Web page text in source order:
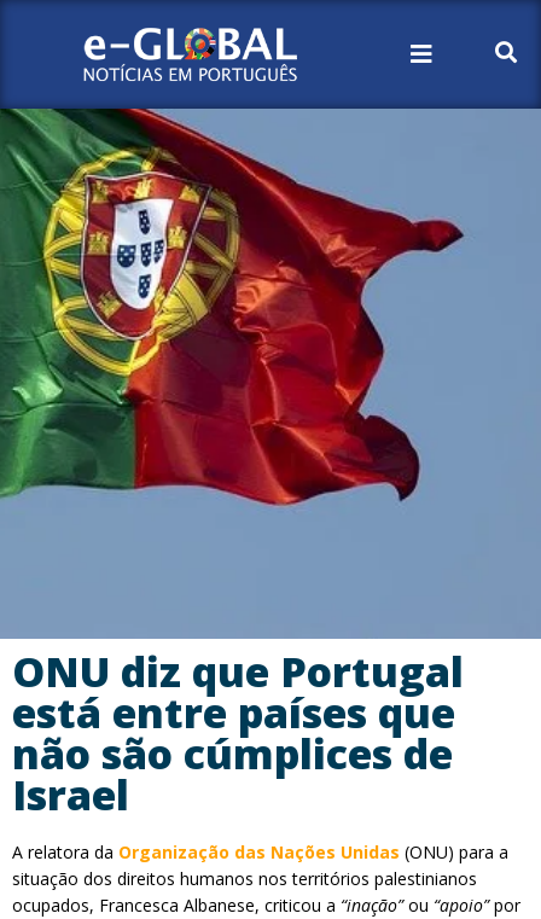
ONU diz que Portugal
está entre países que
não são cúmplices de
Israel
A relatora da Organização das Nações Unidas (ONU) para a
situação dos direitos humanos nos territórios palestinianos
ocupados, Francesca Albanese, criticou a “inação”ou “apoio”por